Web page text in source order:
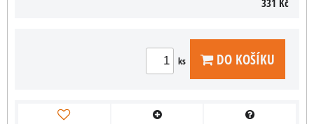
ks DO KOŠÍKU